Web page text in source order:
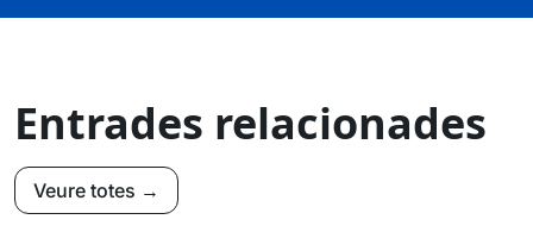
Entrades relacionades
Veure totes →